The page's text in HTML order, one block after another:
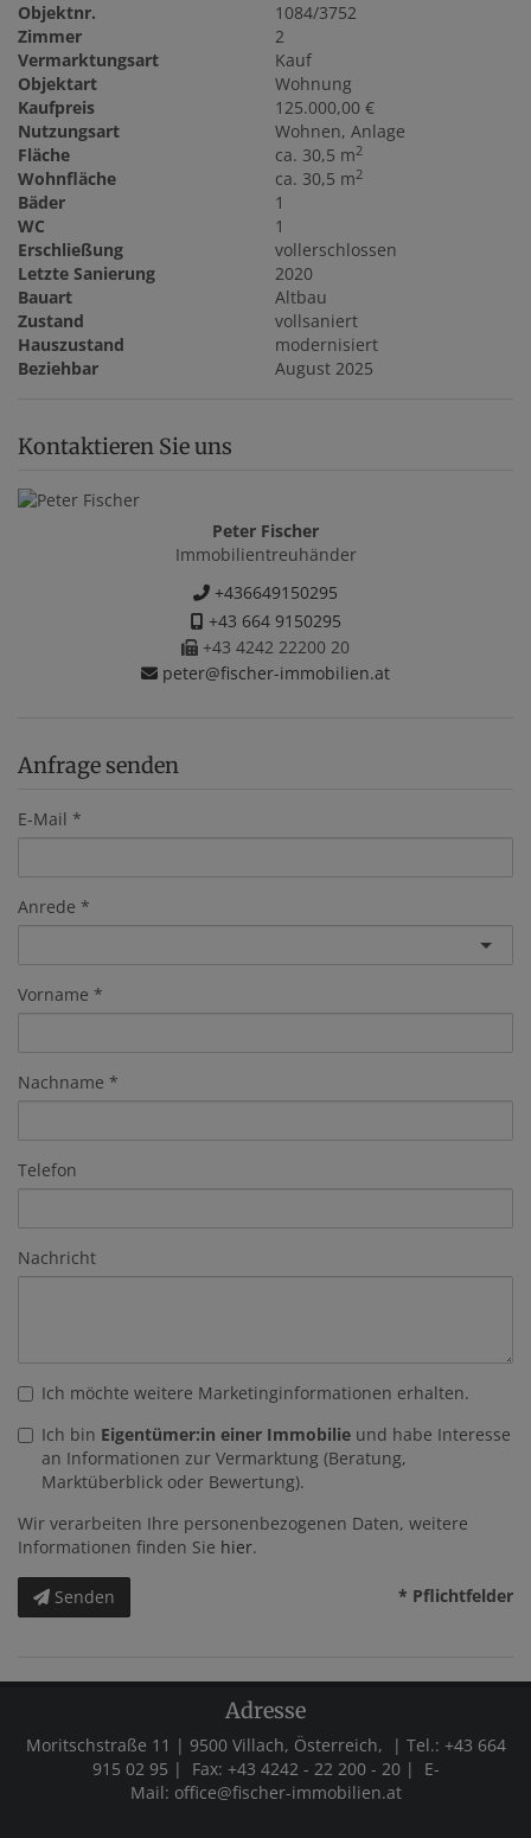
Objektnr.
1084/3752
Zimmer
2
Vermarktungsart
Kauf
Objektart
Wohnung
Kaufpreis
125.000,00 €
Nutzungsart
Wohnen Anlage
Fläche
ca. 30,5 m2
Wohnfläche ca. 30,5 m2
Bäder
1
WC
1
Erschließung
vollerschlossen
Letzte Sanierung
2020
Bauart
Altbau
Zustand
vollsaniert
Hauszustand
modernisiert
Beziehbar
August 2025
Kontaktieren Sie uns
Peter Fischer
Immobilientreuhänder
+436649150295
+43 664 9150295
+43 4242 22200 20
peter@fischer-immobilien.at
Anfrage senden
E-Mail
Anrede
Vorname
Nachname
Telefon
Nachricht
Ich möchte weitere Marketinginformationen erhalten.
Ich bin Eigentümer:in einer Immobilie und habe Interesse
an Informationen zur Vermarktung (Beratung,
Marktüberblick oder Bewertung).
Wir verarbeiten Ihre personenbezogenen Daten, weitere
Informationen finden Sie hier.
Senden * Pflichtfelder
Adresse
Moritschstraße 11 | 9500 Villach, Österreich, | Tel.: +43 664
915 02 95 |
Fax: +43 4242 - 22 200 - 20 | E-
Mail: office@fischer-immobilien.at